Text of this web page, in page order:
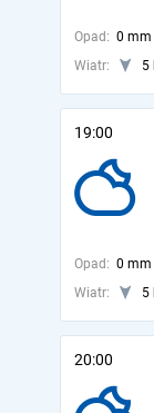
Opad: 0 mm
Wiatr:
5
19:00
Opad: 0 mm
Wiatr:
5
20:00